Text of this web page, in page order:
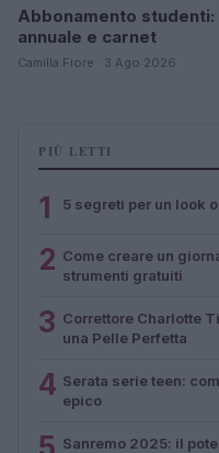
Abbonamento studenti:
annuale e carnet
Camilla Fiore · 3 Ago 2026
PIÙ LETTI
1 5 segreti per un look
2 Come creare un
strumenti gratuiti
3 Correttore Charlotte
una Pelle Perfetta
4 Serata serie teen:
epico
Sanremo 2025: il